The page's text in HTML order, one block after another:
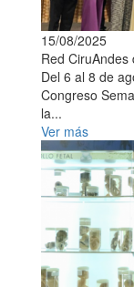
15/08/2025
Red CiruAndes
Del 6 al 8 de
Congreso
la...
Ver más